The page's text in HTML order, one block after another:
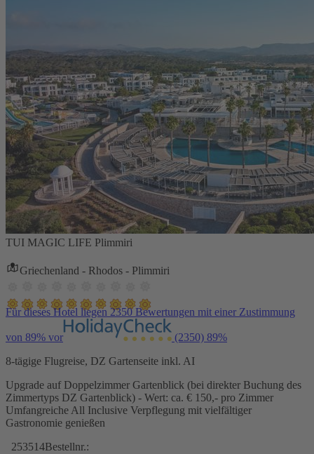
TUI MAGIC LIFE Plimmiri
Griechenland - Rhodos - Plimmiri
Für dieses Hotel liegen 2350 Bewertungen mit einer Zustimmung
von 89% vor (2350) 89%
8-tägige Flugreise, DZ Gartenseite inkl. AI
Upgrade auf Doppelzimmer Gartenblick (bei direkter Buchung des
Zimmertyps DZ Gartenblick) - Wert: ca. € 150,- pro Zimmer
Umfangreiche All Inclusive Verpflegung mit vielfältiger
Gastronomie genießen
253514Bestellnr.: